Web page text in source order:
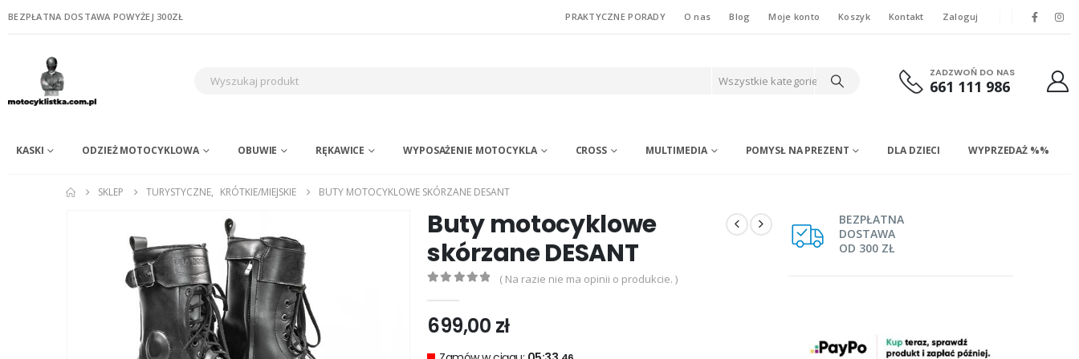
BEZPŁATNA DOSTAWA POWYŻEJ 300ZŁ PRAKTYCZNE PORADY O nas Blog Moje konto Koszyk Kontakt Zaloguj
Wszystkie kategorie
ZADZWOŃ DO NAS
661 111 986
KASKI ODZIEŻ MOTOCYKLOWA OBUWIE RĘKAWICE WYPOSAŻENIE MOTOCYKLA CROSS MULTIMEDIA POMYSŁ NA PREZENT DLA DZIECI WYPRZEDAŻ %%
SKLEP TURYSTYCZNE, KRÓTKIE/MIEJSKIE BUTY MOTOCYKLOWE SKÓRZANE DESANT
Buty motocyklowe
skórzane DESANT
( Na razie nie ma opinii o produkcie. )
699,00 zł
BEZPŁATNA
DOSTAWA
OD 300 ZŁ